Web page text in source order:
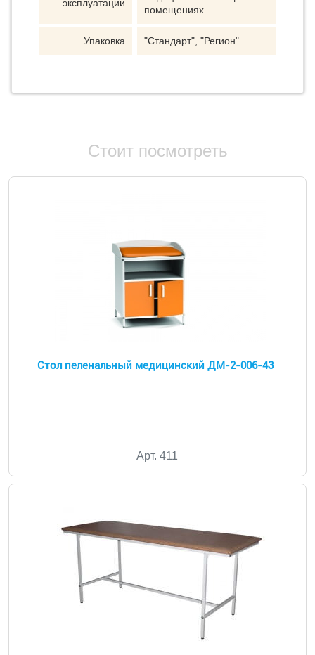
эксплуатации
помещениях.
Упаковка "Стандарт", "Регион".
Стоит посмотреть
Стол пеленальный медицинский ДМ-2-006-43
Арт. 411